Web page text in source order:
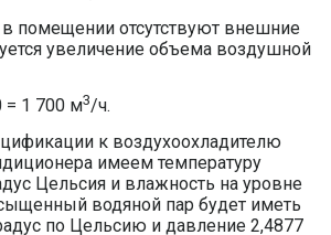
в помещении отсутствуют внешние
увеличение объема воздушной
= 1 700 м3/ч.
к воздухоохладителю
имеем температуру
Цельсия и влажность на уровне
водяной пар будет иметь
по Цельсию и давление 2,4877